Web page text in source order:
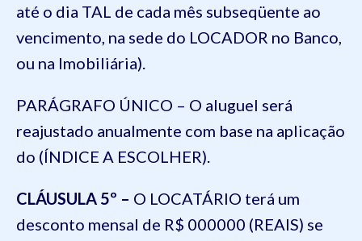
até o dia TAL de cada mês subseqüente ao
vencimento, na sede do LOCADOR no Banco,
ou na Imobiliária).
PARÁGRAFO ÚNICO – O aluguel será
reajustado anualmente com base na aplicação
do (ÍNDICE A ESCOLHER).
CLÁUSULA 5º – O LOCATÁRIO terá um
desconto mensal de R$ 000000 (REAIS) se